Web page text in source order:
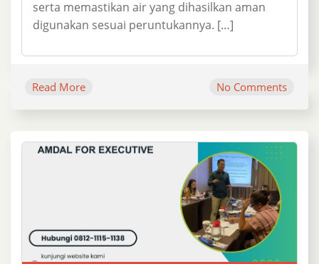
serta memastikan air yang dihasilkan aman
digunakan sesuai peruntukannya. […]
Read More No Comments